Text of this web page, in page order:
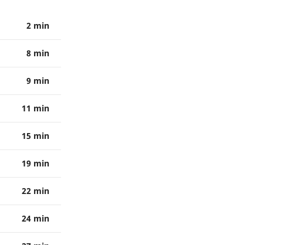
2 min
8 min
9 min
11 min
15 min
19 min
22 min
24 min